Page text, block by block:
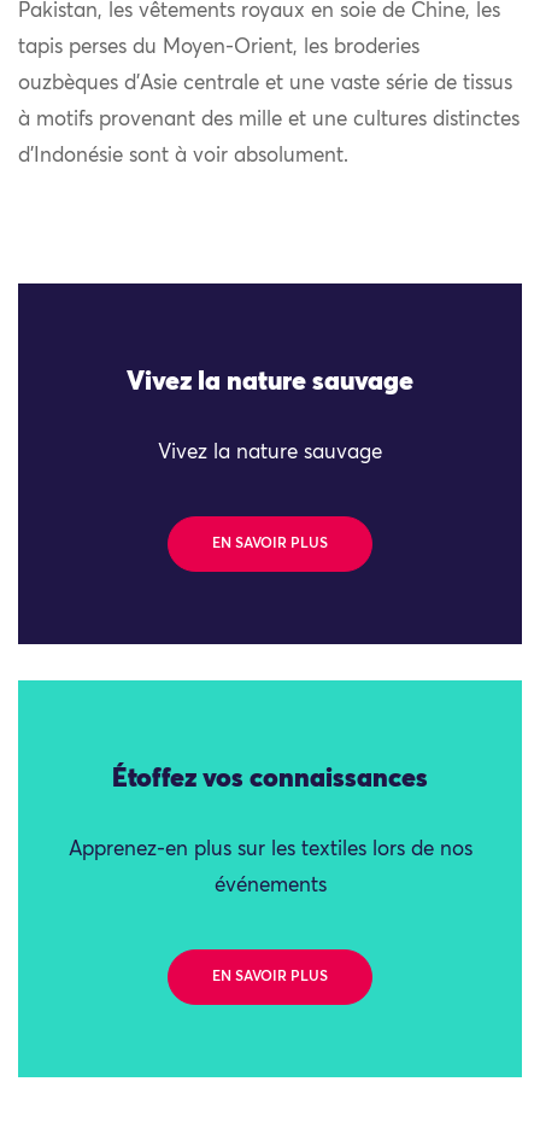
Pakistan, les vêtements royaux en soie de Chine, les
tapis perses du Moyen-Orient, les broderies
ouzbèques d’Asie centrale et une vaste série de tissus
à motifs provenant des mille et une cultures distinctes
d’Indonésie sont à voir absolument.
Vivez la nature sauvage
Vivez la nature sauvage
EN SAVOIR PLUS
Étoffez vos connaissances
Apprenez-en plus sur les textiles lors de nos
événements
EN SAVOIR PLUS